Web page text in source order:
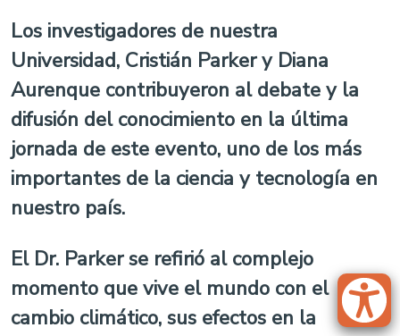
Los investigadores de nuestra
Universidad, Cristián Parker y Diana
Aurenque contribuyeron al debate y la
difusión del conocimiento en la última
jornada de este evento, uno de los más
importantes de la ciencia y tecnología en
nuestro país.
El Dr. Parker se refirió al complejo
momento que vive el mundo con el
cambio climático, sus efectos en la